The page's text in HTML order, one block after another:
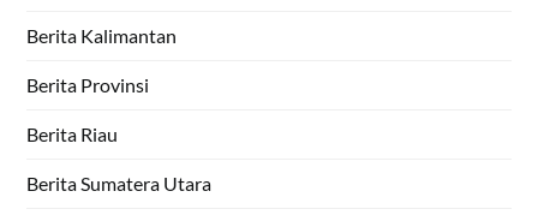
Berita Kalimantan
Berita Provinsi
Berita Riau
Berita Sumatera Utara